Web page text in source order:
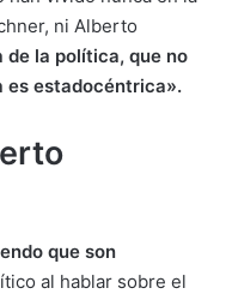
ni Alberto
de la política, que no
es estadocéntrica».
que son
al hablar sobre el